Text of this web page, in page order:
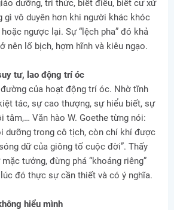
dưỡng, tri thức, biết điều, biết cư xử
gì vô duyên hơn khi người khác khóc
ngược lại. Sự “lệch pha” đó khả
nên lố bịch, hợm hĩnh và kiêu ngạo.
tư, lao động trí óc
của hoạt động trí óc. Nhờ tĩnh
tác, sự cao thượng, sự hiểu biết, sự
tâm,… Văn hào W. Goethe từng nói:
dưỡng trong cô tịch, còn chí khí được
dữ của giông tố cuộc đời”. Thấy
tưởng, đừng phá “khoảng riêng”
đó thực sự cần thiết và có ý nghĩa.
hiểu mình